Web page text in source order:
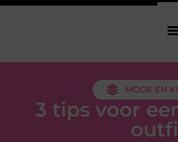
MODE EN
3 tips voor